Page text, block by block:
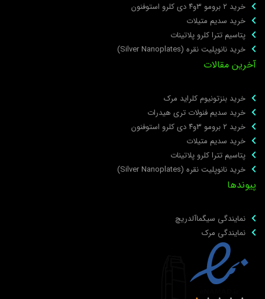
خرید ۲ برومو ۳و۴ دی‌ کلرو استوفنون
خرید سدیم متیلات
پتاسیم تترا کلرو پلاتینات
خرید نانوپلیت نقره (Silver Nanoplates)
مقالات
خرید بنزتونیوم کلراید مرک
خرید سدیم فنولات تری هیدرات
خرید ۲ برومو ۳و۴ دی‌ کلرو استوفنون
خرید سدیم متیلات
پتاسیم تترا کلرو پلاتینات
خرید نانوپلیت نقره (Silver Nanoplates)
نمایندگی سیگماآلدریچ
نمایندگی مرک